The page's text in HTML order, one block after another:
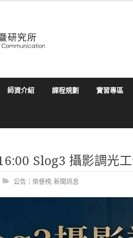
師資介紹 課程規劃 實習專區
Slog3 攝影調光
公告｜榮譽榜,新聞訊息